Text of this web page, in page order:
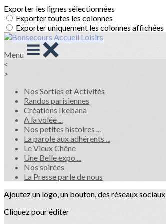
Exporter les lignes sélectionnées
Exporter toutes les colonnes
Exporter uniquement les colonnes affichées
Menu
<
>
Nos Sorties et Activités
Randos parisiennes
Créations Ikebana
A la volée ...
Nos petites histoires ...
La parole aux adhérents ...
Le Vieux Chêne
Une Belle expo ...
Nos soirées
La Presse parle de nous
Ajoutez un logo, un bouton, des réseaux sociaux
Cliquez pour éditer